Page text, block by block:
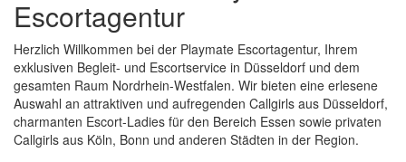
Escortagentur
Herzlich Willkommen bei der Playmate Escortagentur, Ihrem
exklusiven Begleit- und Escortservice in Düsseldorf und dem
gesamten Raum Nordrhein-Westfalen. Wir bieten eine erlesene
Auswahl an attraktiven und aufregenden Callgirls aus Düsseldorf,
charmanten Escort-Ladies für den Bereich Essen sowie privaten
Callgirls aus Köln, Bonn und anderen Städten in der Region.